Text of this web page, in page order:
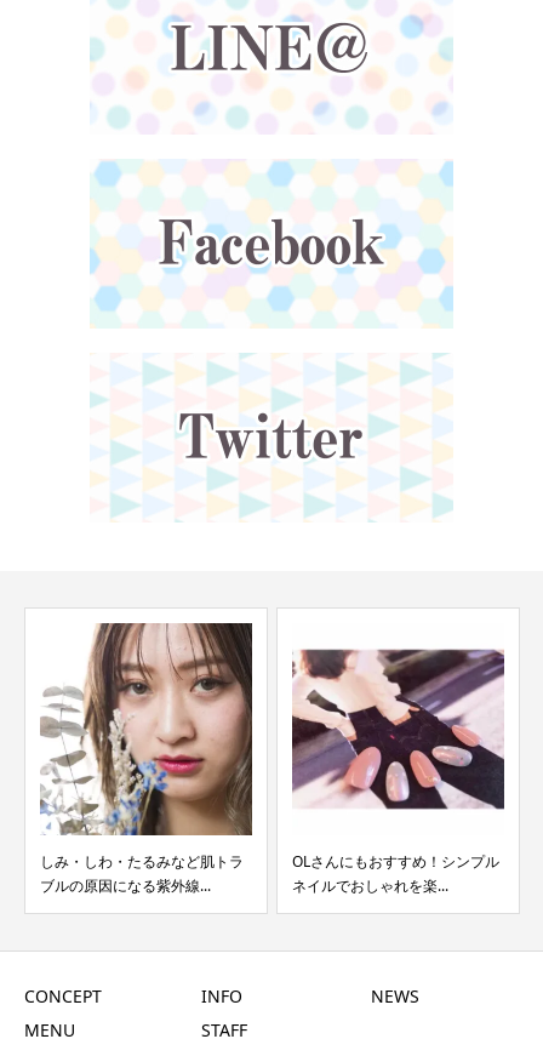
しみ・しわ・たるみなど肌トラ
ブルの原因になる紫外線...
OLさんにもおすすめ！シンプル
ネイルでおしゃれを楽...
CONCEPT
MENU
INFO
STAFF
NEWS